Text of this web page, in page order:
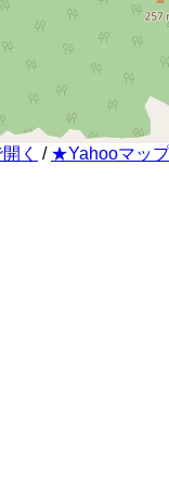
く / ★Yahooマッ